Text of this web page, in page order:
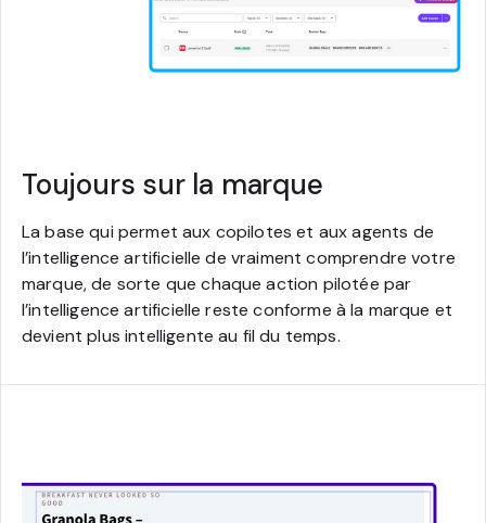
Toujours sur la marque
La base qui permet aux copilotes et aux agents de
l’intelligence artificielle de vraiment comprendre votre
marque, de sorte que chaque action pilotée par
l’intelligence artificielle reste conforme à la marque et
devient plus intelligente au fil du temps.